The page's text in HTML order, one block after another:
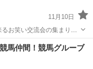
11月10日
お笑い交流会の集まりを
た
お笑い
馬仲間！競馬グルーブ